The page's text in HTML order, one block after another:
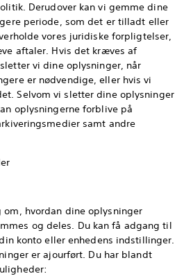
Derudover kan vi gemme dine
periode, som det er tilladt eller
vores juridiske forpligtelser,
aftaler. Hvis det kræves af
vi dine oplysninger, når
er nødvendige, eller hvis vi
Selvom vi sletter dine oplysninger
oplysningerne forblive på
samt andre
om, hvordan dine oplysninger
og deles. Du kan få adgang til
konto eller enhedens indstillinger.
er ajourført. Du har blandt